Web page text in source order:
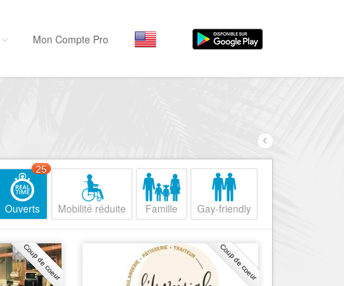
Musées, ...
Sortir
Commerces
Nice Promenade du
Nice le Port
Nice le Vieux Nice
Nice les Collines Niçoises
Nice le petit Marais Niçois
Mon Compte Pro
Ouverts
25
Mobilité réduite Famille Gay-friendly
Coup de coeur Coup de coeur